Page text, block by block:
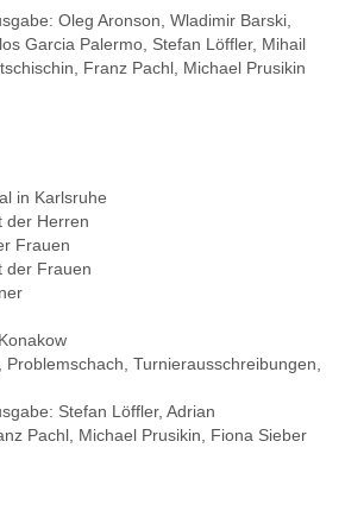
Oleg Aronson, Wladimir Barski,
Garcia Palermo, Stefan Löffler, Mihail
Franz Pachl, Michael Prusikin
in Karlsruhe
der Herren
Frauen
der Frauen
Problemschach, Turnierausschreibungen,
Stefan Löffler, Adrian
Pachl, Michael Prusikin, Fiona Sieber